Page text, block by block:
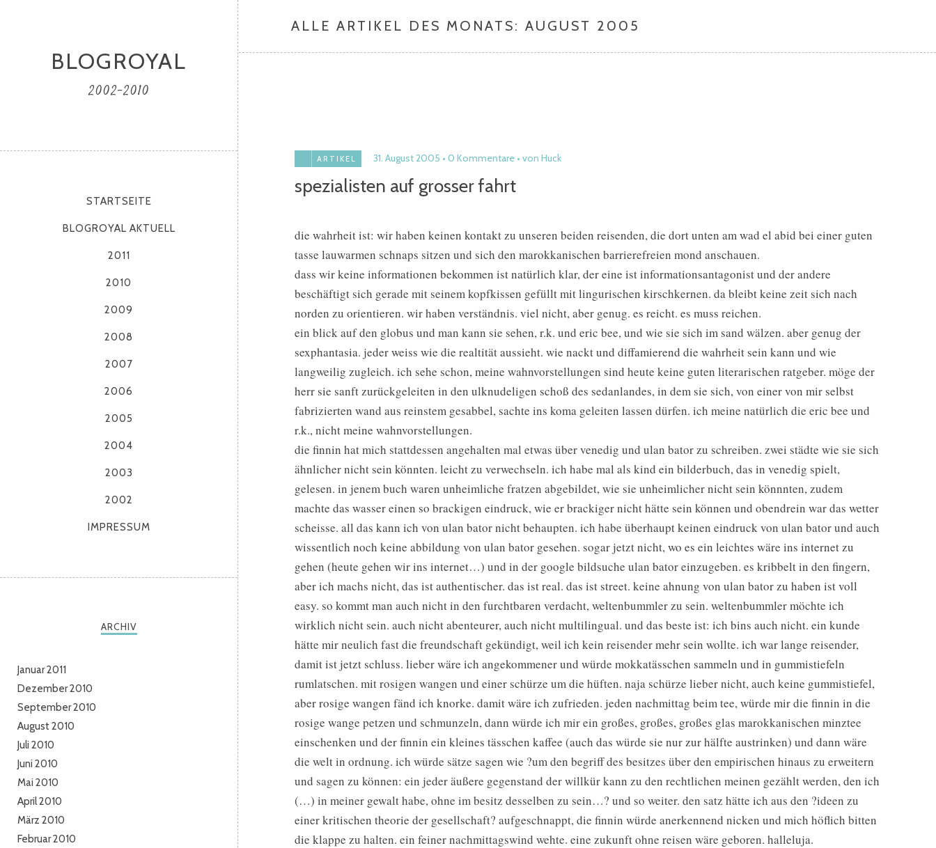
BLOGROYAL
2002-2010
STARTSEITE
BLOGROYAL AKTUELL
2011
2010
2009
2008
2007
2006
2005
2004
2003
2002
IMPRESSUM
ARCHIV
Januar 2011
Dezember 2010
September 2010
August 2010
Juli 2010
Juni 2010
Mai 2010
April 2010
März 2010
Februar 2010
ALLE ARTIKEL DES MONATS:AUGUST 2005
ARTIKEL 31. August 2005 0 Kommentare von Huck
spezialisten auf grosser fahrt
die wahrheit ist: wir haben keinen kontakt zu unseren beiden reisenden, die dort unten am wad el abid bei einer guten
tasse lauwarmen schnaps sitzen und sich den marokkanischen barrierefreien mond anschauen.
dass wir keine informationen bekommen ist natürlich klar, der eine ist informationsantagonist und der andere
beschäftigt sich gerade mit seinem kopfkissen gefüllt mit lingurischen kirschkernen. da bleibt keine zeit sich nach
norden zu orientieren. wir haben verständnis. viel nicht, aber genug. es reicht. es muss reichen.
ein blick auf den globus und man kann sie sehen, r.k. und eric bee, und wie sie sich im sand wälzen. aber genug der
sexphantasia. jeder weiss wie die realtität aussieht. wie nackt und diffamierend die wahrheit sein kann und wie
langweilig zugleich. ich sehe schon, meine wahnvorstellungen sind heute keine guten literarischen ratgeber. möge der
herr sie sanft zurückgeleiten in den ulknudeligen schoß des sedanlandes, in dem sie sich, von einer von mir selbst
fabrizierten wand aus reinstem gesabbel, sachte ins koma geleiten lassen dürfen. ich meine natürlich die eric bee und
r.k., nicht meine wahnvorstellungen.
die finnin hat mich stattdessen angehalten mal etwas über venedig und ulan bator zu schreiben. zwei städte wie sie sich
ähnlicher nicht sein könnten. leicht zu verwechseln. ich habe mal als kind ein bilderbuch, das in venedig spielt,
gelesen. in jenem buch waren unheimliche fratzen abgebildet, wie sie unheimlicher nicht sein könnnten, zudem
machte das wasser einen so brackigen eindruck, wie er brackiger nicht hätte sein können und obendrein war das wetter
scheisse. all das kann ich von ulan bator nicht behaupten. ich habe überhaupt keinen eindruck von ulan bator und auch
wissentlich noch keine abbildung von ulan bator gesehen. sogar jetzt nicht, wo es ein leichtes wäre ins internet zu
gehen (heute gehen wir ins internet…) und in der google bildsuche ulan bator einzugeben. es kribbelt in den fingern,
aber ich machs nicht, das ist authentischer. das ist real. das ist street. keine ahnung von ulan bator zu haben ist voll
easy. so kommt man auch nicht in den furchtbaren verdacht, weltenbummler zu sein. weltenbummler möchte ich
wirklich nicht sein. auch nicht abenteurer, auch nicht multilingual. und das beste ist: ich bins auch nicht. ein kunde
hätte mir neulich fast die freundschaft gekündigt, weil ich kein reisender mehr sein wollte. ich war lange reisender,
damit ist jetzt schluss. lieber wäre ich angekommener und würde mokkatässchen sammeln und in gummistiefeln
rumlatschen. mit rosigen wangen und einer schürze um die hüften. naja schürze lieber nicht, auch keine gummistiefel,
aber rosige wangen fänd ich knorke. damit wäre ich zufrieden. jeden nachmittag beim tee, würde mir die finnin in die
rosige wange petzen und schmunzeln, dann würde ich mir ein großes, großes, großes glas marokkanischen minztee
einschenken und der finnin ein kleines tässchen kaffee (auch das würde sie nur zur hälfte austrinken) und dann wäre
die welt in ordnung. ich würde sätze sagen wie ?um den begriff des besitzes über den empirischen hinaus zu erweitern
und sagen zu können: ein jeder äußere gegenstand der willkür kann zu den rechtlichen meinen gezählt werden, den ich
(…) in meiner gewalt habe, ohne im besitz desselben zu sein…? und so weiter. den satz hätte ich aus den ?ideen zu
einer kritischen theorie der gesellschaft? aufgeschnappt, die finnin würde anerkennend nicken und mich höflich bitten
die klappe zu halten. ein feiner nachmittagswind wehte. eine zukunft ohne reisen wäre geboren. halleluja.